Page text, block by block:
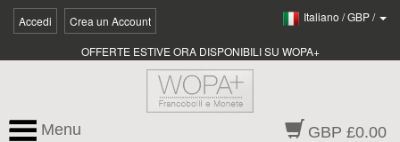
Accedi Crea un Account Italiano /GBP/
OFFERTE ESTIVE ORA DISPONIBILI SU WOPA+
GBP £0.00
Menu